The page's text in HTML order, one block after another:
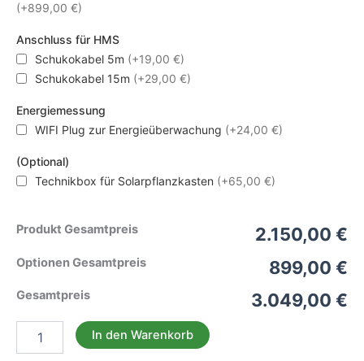
(+899,00 €)
Anschluss für HMS
Schukokabel 5m (+19,00 €)
Schukokabel 15m (+29,00 €)
Energiemessung
WIFI Plug zur Energieüberwachung (+24,00 €)
(Optional)
Technikbox für Solarpflanzkasten (+65,00 €)
Produkt Gesamtpreis 2.150,00 €
Optionen Gesamtpreis 899,00 €
Gesamtpreis 3.049,00 €
Solarpflanzkasten
840-
In den Warenkorb